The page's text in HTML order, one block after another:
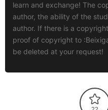
learn and exchange! The
author, the ability of the
author. If there is a
proof of copyright to :
be deleted at your request!